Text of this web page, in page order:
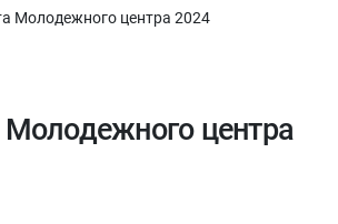
Молодежного центра 2024
центра